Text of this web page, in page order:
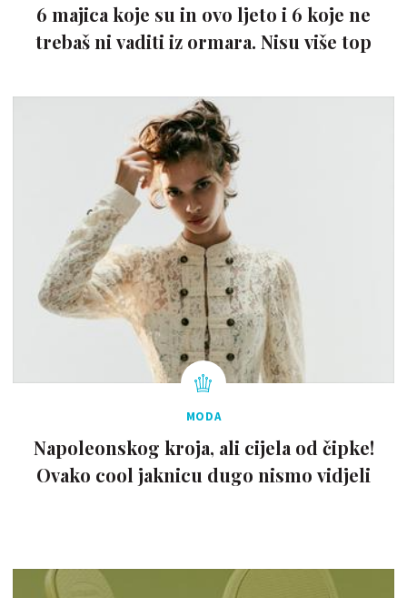
6 majica koje su in ovo ljeto i 6 koje ne
trebaš ni vaditi iz ormara. Nisu više top
MODA
Napoleonskog kroja, ali cijela od čipke!
Ovako cool jaknicu dugo nismo vidjeli